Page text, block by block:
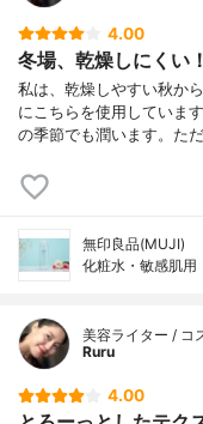
4.00
冬場、乾燥しにくい！
私は、乾燥しやすい秋か
にこちらを使用していま
の季節でも潤います。た
無印良品(MUJI)
化粧水・敏感肌用
美容ライター / コ
Ruru
4.00